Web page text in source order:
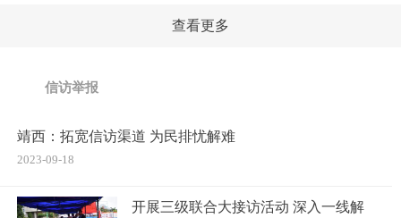
查看更多
信访举报
靖西：拓宽信访渠道 为民排忧解难
2023-09-18
开展三级联合大接访活动 深入一线解